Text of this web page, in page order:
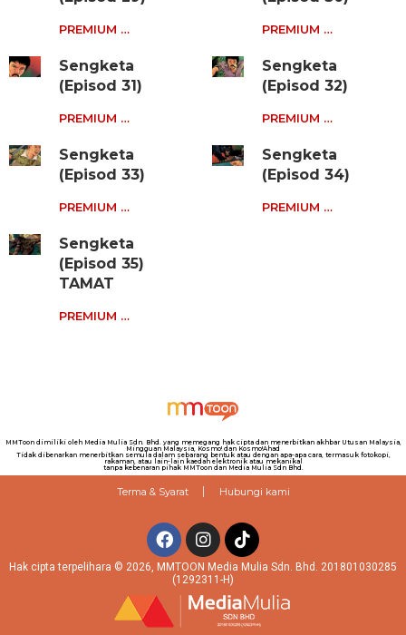
PREMIUM … PREMIUM …
Sengketa
(Episod 31)
PREMIUM …
Sengketa
(Episod 32)
PREMIUM …
Sengketa
(Episod 33)
PREMIUM …
Sengketa
(Episod 34)
PREMIUM …
Sengketa
(Episod 35)
TAMAT
PREMIUM …
MMToon dimiliki oleh Media Mulia Sdn. Bhd. yang memegang hak cipta dan menerbitkan akhbar Utusan Malaysia,
Mingguan Malaysia, Kosmo! dan Kosmo!Ahad
Tidak dibenarkan menerbitkan semula dalam sebarang bentuk atau dengan apa-apa cara, termasuk fotokopi,
rakaman, atau lain-lain kaedah elektronik atau mekanikal
tanpa kebenaran pihak MMToon dan Media Mulia Sdn Bhd.
Terma & Syarat Hubungi kami
Hak cipta terpelihara © 2026, MMTOON Media Mulia Sdn. Bhd. 201801030285
(1292311-H)